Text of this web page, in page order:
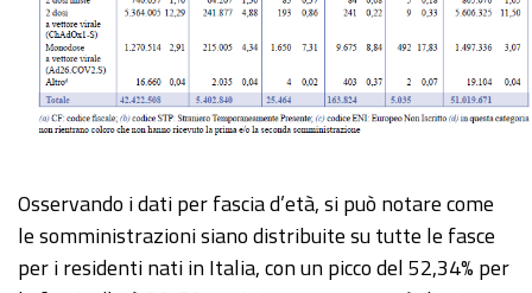
Osservando i dati per fascia d’età, si può notare come
le somministrazioni siano distribuite su tutte le fasce
per i residenti nati in Italia, con un picco del 52,34% per